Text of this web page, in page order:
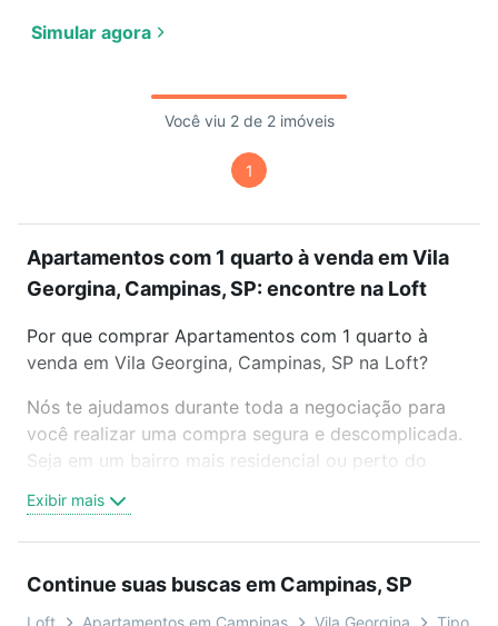
Simular agora
Você viu 2 de 2 imóveis
1
Apartamentos com 1 quarto à venda em Vila
Georgina, Campinas, SP: encontre na Loft
Por que comprar Apartamentos com 1 quarto à
venda em Vila Georgina, Campinas, SP na Loft?
Nós te ajudamos durante toda a negociação para
você realizar uma compra segura e descomplicada.
Seja em um bairro mais residencial ou perto do
oferta ideal de Apartamentos com 1 quarto à venda
em Vila Georgina, Campinas, SP para conquistar seu
videochamada, é grátis, sem compromisso e você
ainda conta com mais de 46 mil corretores e
Exibir mais
Continue suas buscas em Campinas, SP
Loft Apartamentos em Campinas Vila Georgina Tipo